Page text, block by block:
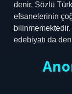
denir. Sözlü
efsanelerinin
edebiyatı da